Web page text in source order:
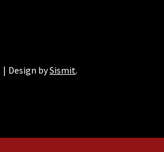
Design bySismit.